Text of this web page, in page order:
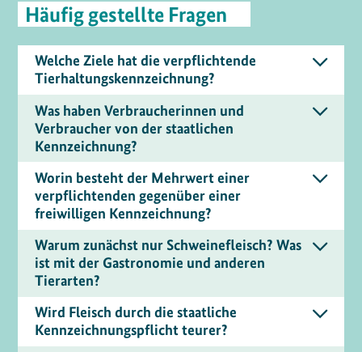
Häufig gestellte Fragen
Welche Ziele hat die verpflichtende
Tierhaltungskennzeichnung?
Was haben Verbraucherinnen und
Verbraucher von der staatlichen
Kennzeichnung?
Worin besteht der Mehrwert einer
verpflichtenden gegenüber einer
freiwilligen Kennzeichnung?
Warum zunächst nur Schweinefleisch? Was
ist mit der Gastronomie und anderen
Tierarten?
Wird Fleisch durch die staatliche
Kennzeichnungspflicht teurer?